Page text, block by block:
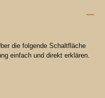
die folgende Schaltfläche
einfach und direkt erklären.